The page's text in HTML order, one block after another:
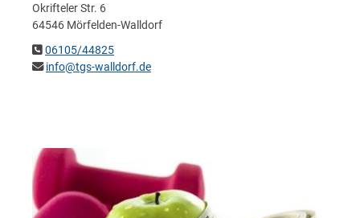
Okrifteler Str. 6
64546 Mörfelden-Walldorf
06105/44825
info@tgs-walldorf.de